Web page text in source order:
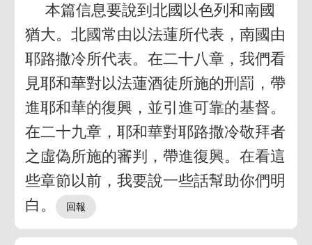
本篇信息要說到北國以色列和南國
猶大。北國常由以法蓮所代表，南國由
耶路撒冷所代表。在二十八章，我們看
見耶和華對以法蓮酒徒所施的刑罰，帶
進耶和華的復興，並引進可靠的基督。
在二十九章，耶和華對耶路撒冷敬拜者
之虛偽所施的審判，帶進復興。在看這
些章節以前，我要說一些話幫助你們明
白。